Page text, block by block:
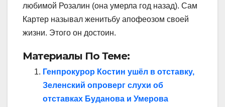
любимой Розалин (она умерла год назад). Сам
Картер называл женитьбу апофеозом своей
жизни. Этого он достоин.
Материалы По Теме:
Генпрокурор Костин ушёл в отставку,
Зеленский опроверг слухи об
отставках Буданова и Умерова